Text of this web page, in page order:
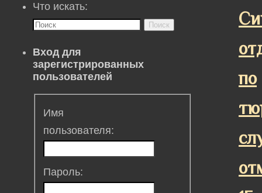
по
Что искать:
Поиск
Вход для
зарегистрированных
пользователей
Имя
пользователя:
Пароль: